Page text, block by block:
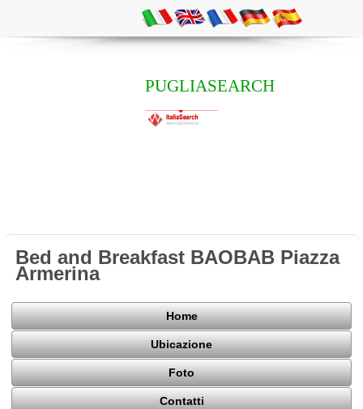
PUGLIASEARCH
Bed and Breakfast BAOBAB Piazza
Armerina
Home
Ubicazione
Foto
Contatti